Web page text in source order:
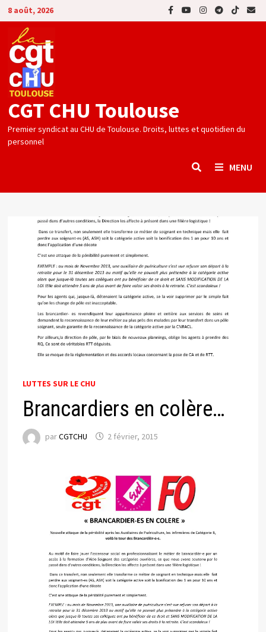
Passer
au
contenu
8 août, 2026
CGT CHU Toulouse
Premier syndicat au CHU de Toulouse. Droits, luttes et quotidien du
personnel
MENU
LUTTES SUR LE CHU
Brancardiers en colère…
parCGTCHU 2 février, 2015